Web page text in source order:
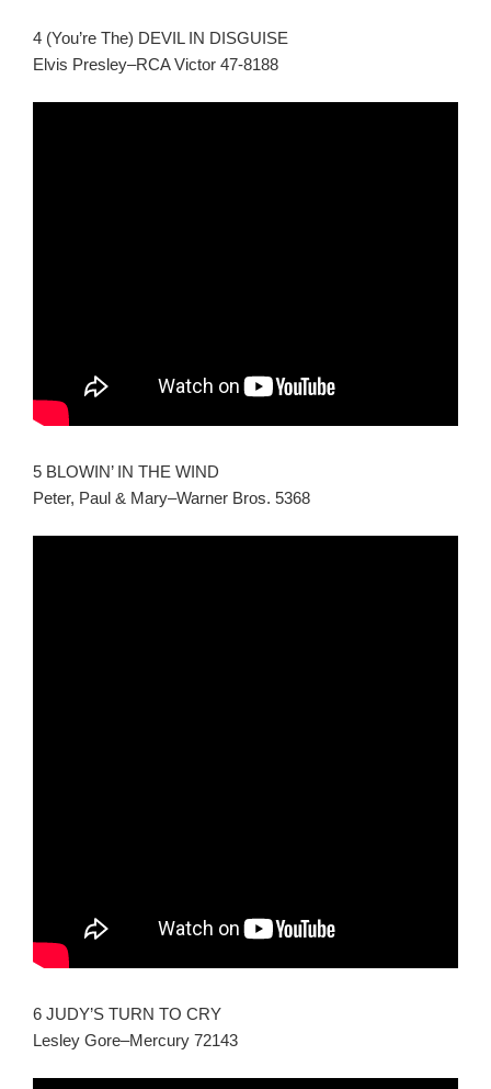
4 (You’re The) DEVIL IN DISGUISE
Elvis Presley–RCA Victor 47-8188
5 BLOWIN’ IN THE WIND
Peter, Paul & Mary–Warner Bros. 5368
6 JUDY’S TURN TO CRY
Lesley Gore–Mercury 72143